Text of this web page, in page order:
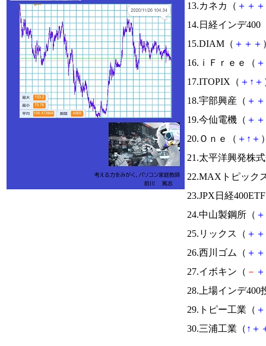
13.カネカ（ ＋ ＋ ＋
14.日経インデ400
15.DIAM（ ＋ ＋ ＋
16.ｉＦｒｅｅ（ ＋
17.ITOPIX（ ＋ ↑ ＋
18.宇部興産（ ＋ ＋
19.今仙電機（ ＋ ＋
20.Ｏｎｅ（ ＋ ↑ ＋
21.太平洋興発株
22.MAXトピック
23.JPX日経
24.中山製鋼所（ ＋
25.リックス（ ＋ ＋
26.西川ゴム（ ＋ ＋
27.イボキン（ － ＋
28.上場インデ400
29.トピー工業（ ＋
30.三浦工業（ ↑ ＋